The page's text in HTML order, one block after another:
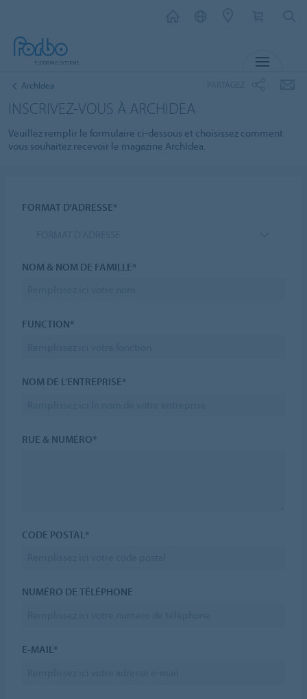
ArchIdea
INSCRIVEZ-VOUS À ARCHIDEA
Veuillez remplir le formulaire ci-dessous et choisissez comment
vous souhaitez recevoir le magazine ArchIdea.
FORMAT D'ADRESSE*
NOM & NOM DE FAMILLE*
FUNCTION*
NOM DE L'ENTREPRISE*
RUE & NUMÉRO*
CODE POSTAL*
NUMÉRO DE TÉLÉPHONE
E-MAIL*